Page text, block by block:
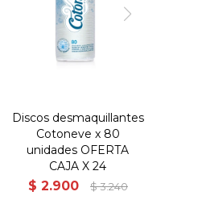
Discos desmaquillantes
Cotoneve x 80
unidades OFERTA
CAJA X 24
$ 2.900 $ 3.240